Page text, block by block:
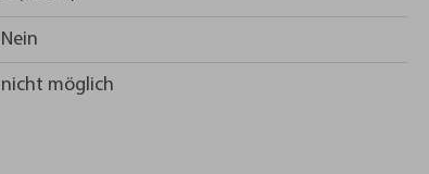
Nein
nicht möglich